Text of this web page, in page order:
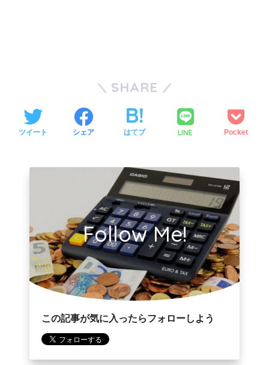
SHARE
ツイート シェア はてブ LINE Pocket
Follow Me!
この記事が気に入ったらフォローしよう